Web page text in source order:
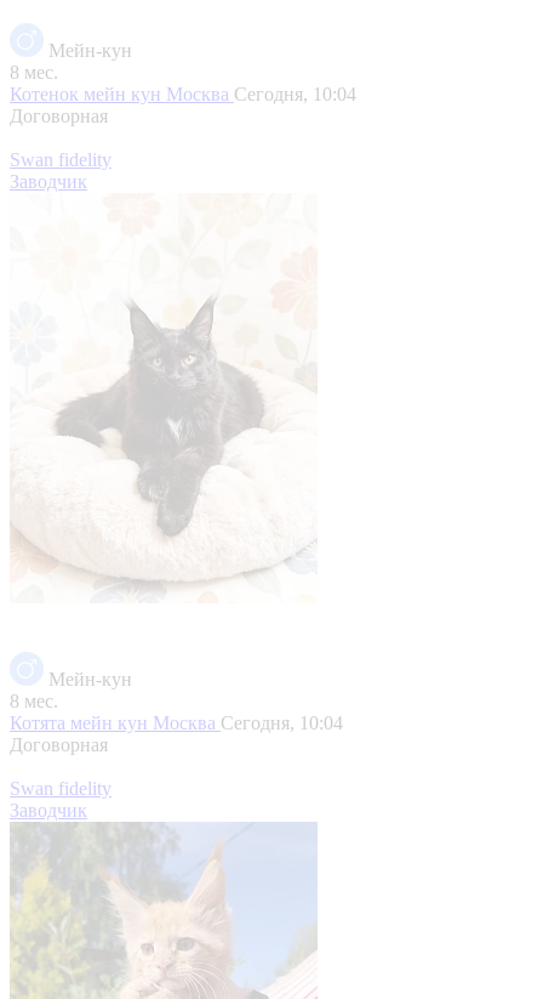
Мейн-кун
8 мес.
Котенок мейн кун Москва Сегодня, 10:04
Договорная
Swan fidelity
Заводчик
Мейн-кун
8 мес.
Котята мейн кун Москва Сегодня, 10:04
Договорная
Swan fidelity
Заводчик